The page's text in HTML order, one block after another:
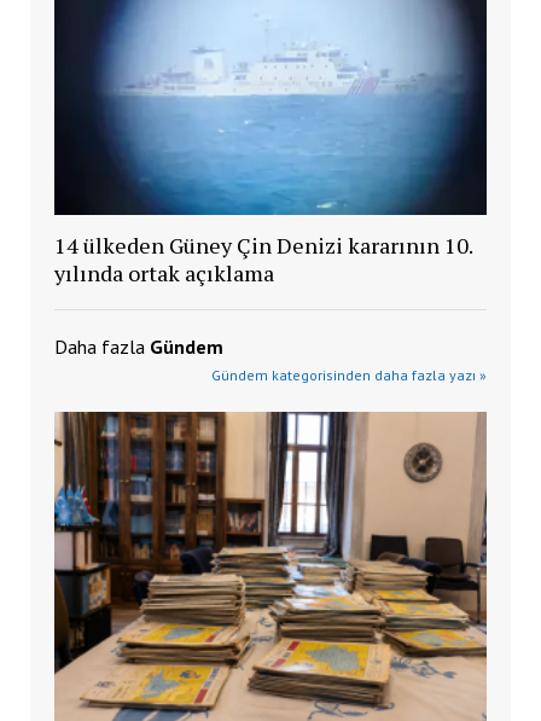
14 ülkeden Güney Çin Denizi kararının 10.
yılında ortak açıklama
Daha fazla Gündem
Gündem kategorisinden daha fazla yazı »